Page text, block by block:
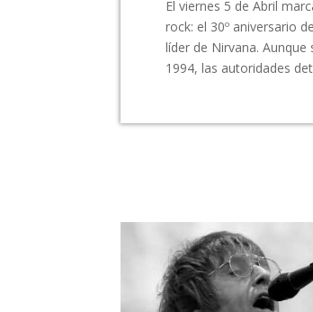
El viernes 5 de Abril
rock: el 30º aniversario
líder de Nirvana.
1994, las autoridades